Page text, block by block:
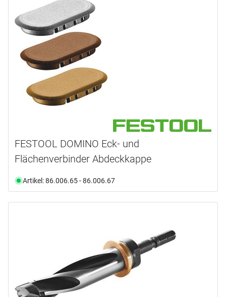
FESTOOL DOMINO Eck- und
Flächenverbinder Abdeckkappe
Artikel: 86.006.65 - 86.006.67